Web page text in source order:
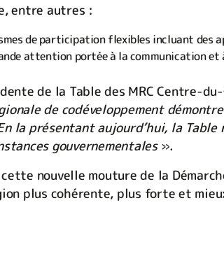
entre autres :
de participation flexibles incluant des
attention portée à la communication
de la Table des MRC Centre-
de codéveloppement
la présentant aujourd’hui, la
gouvernementales».
nouvelle mouture de la
plus cohérente, plus forte et